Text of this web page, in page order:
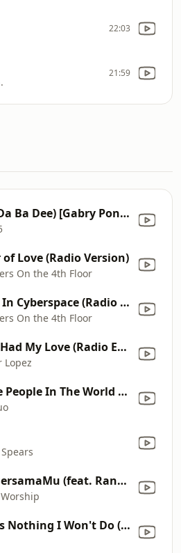
22:03
21:59
Blue (Da Ba Dee) [Gabry Ponte Ice Pop Mix]
Love (Radio Version)
On the 4th Floor
Living In Cyberspace (Radio Version)
On the 4th Floor
If You Had My Love (Radio Edit)
Lopez
All The People In The World (feat. Clark Anderson)
Saat BersamaMu (feat. Rando Sembiring & Kamasean)
There's Nothing I Won't Do (Red Jerry & JX Dub)